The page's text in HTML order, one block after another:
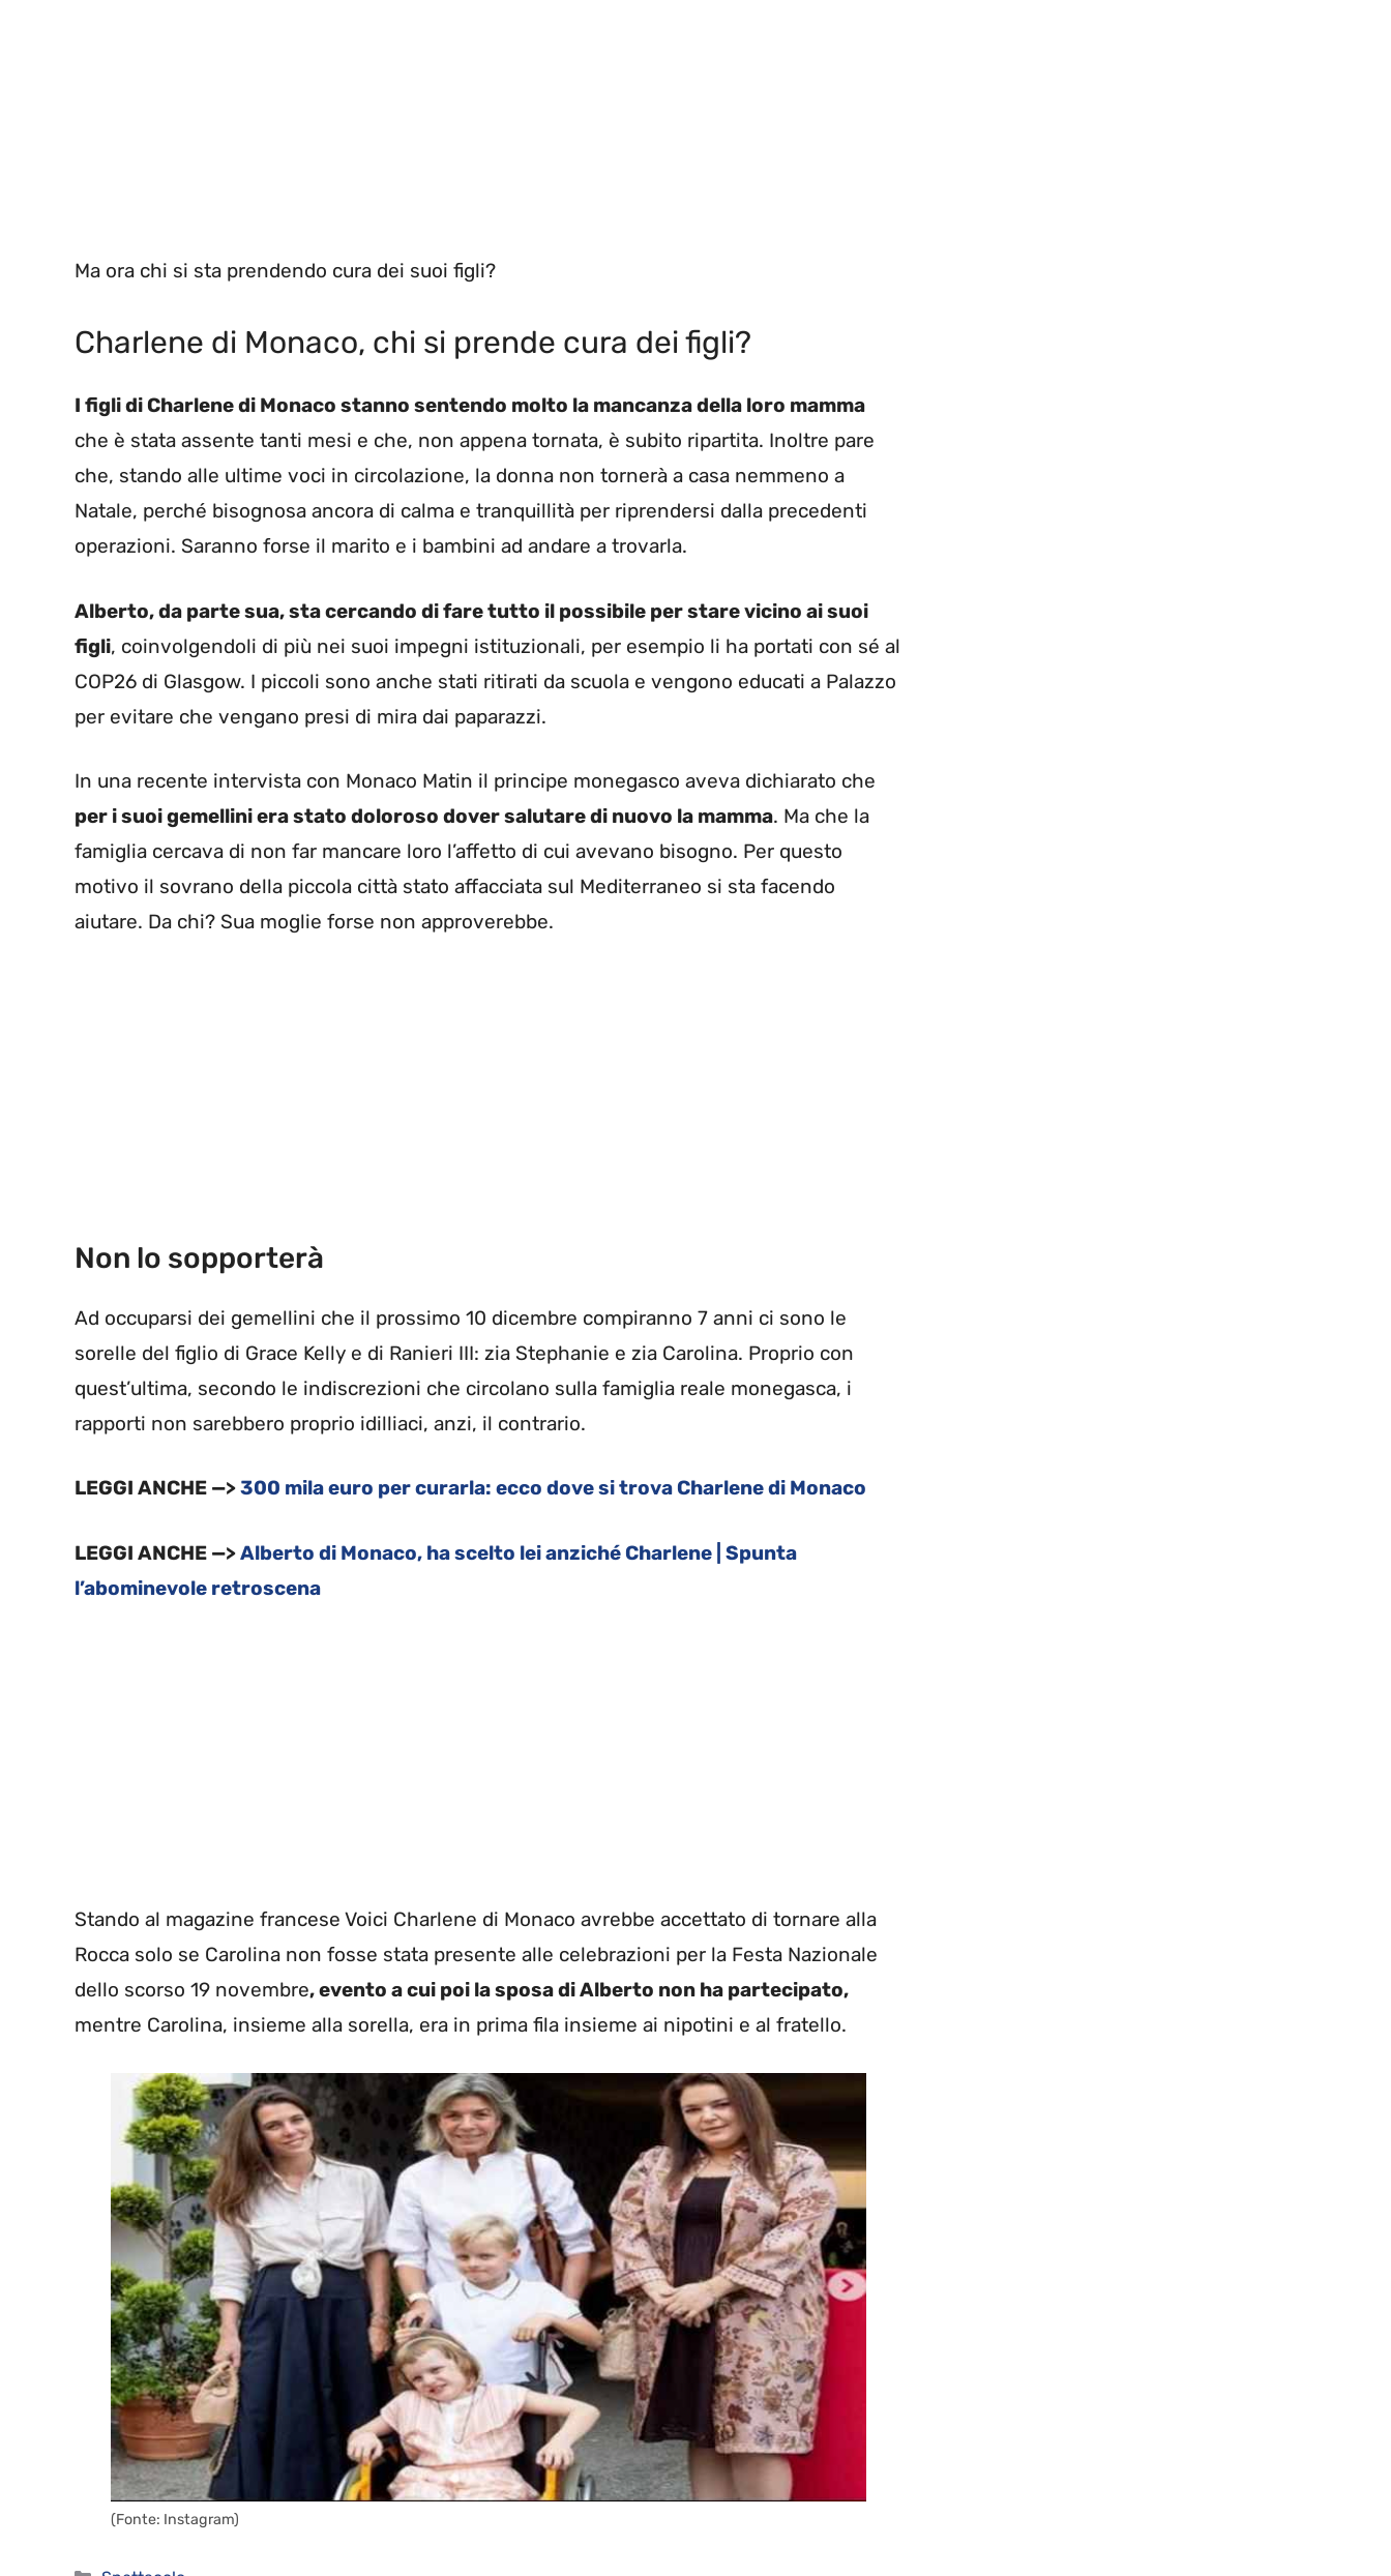
Ma ora chi si sta prendendo cura dei suoi figli?
Charlene di Monaco, chi si prende cura dei figli?
I figli di Charlene di Monaco stanno sentendo molto la mancanza della loro mamma
che è stata assente tanti mesi e che, non appena tornata, è subito ripartita. Inoltre pare
che, stando alle ultime voci in circolazione, la donna non tornerà a casa nemmeno a
Natale, perché bisognosa ancora di calma e tranquillità per riprendersi dalla precedenti
operazioni. Saranno forse il marito e i bambini ad andare a trovarla.
Alberto, da parte sua, sta cercando di fare tutto il possibile per stare vicino ai suoi
figli, coinvolgendoli di più nei suoi impegni istituzionali, per esempio li ha portati con sé al
COP26 di Glasgow. I piccoli sono anche stati ritirati da scuola e vengono educati a Palazzo
per evitare che vengano presi di mira dai paparazzi.
In una recente intervista con Monaco Matin il principe monegasco aveva dichiarato che
per i suoi gemellini era stato doloroso dover salutare di nuovo la mamma. Ma che la
famiglia cercava di non far mancare loro l’affetto di cui avevano bisogno. Per questo
motivo il sovrano della piccola città stato affacciata sul Mediterraneo si sta facendo
aiutare. Da chi? Sua moglie forse non approverebbe.
Non lo sopporterà
Ad occuparsi dei gemellini che il prossimo 10 dicembre compiranno 7 anni ci sono le
sorelle del figlio di Grace Kelly e di Ranieri III: zia Stephanie e zia Carolina. Proprio con
quest’ultima, secondo le indiscrezioni che circolano sulla famiglia reale monegasca, i
rapporti non sarebbero proprio idilliaci, anzi, il contrario.
LEGGI ANCHE —>300 mila euro per curarla: ecco dove si trova Charlene di Monaco
LEGGI ANCHE —>Alberto di Monaco, ha scelto lei anziché Charlene | Spunta
l’abominevole retroscena
Stando al magazine francese Voici Charlene di Monaco avrebbe accettato di tornare alla
Rocca solo se Carolina non fosse stata presente alle celebrazioni per la Festa Nazionale
dello scorso 19 novembre, evento a cui poi la sposa di Alberto non ha partecipato,
mentre Carolina, insieme alla sorella, era in prima fila insieme ai nipotini e al fratello.
(Fonte: Instagram)